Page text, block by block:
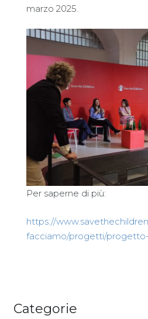
marzo 2025.
Per saperne di più:
https://
facciamo/progetti/
Categorie